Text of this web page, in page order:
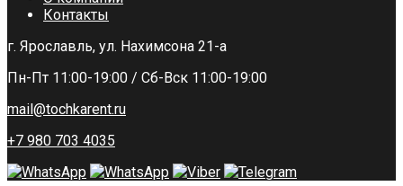
Контакты
г. Ярославль, ул. Нахимсона 21-а
Пн-Пт 11:00-19:00 / Сб-Вск 11:00-19:00
mail@tochkarent.ru
+7 980 703 4035